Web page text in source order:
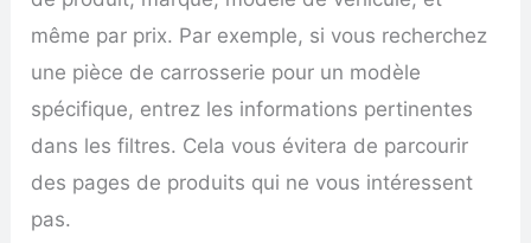
même par prix. Par exemple, si vous recherchez
une pièce de carrosserie pour un modèle
spécifique, entrez les informations pertinentes
dans les filtres. Cela vous évitera de parcourir
des pages de produits qui ne vous intéressent
pas.